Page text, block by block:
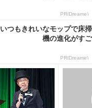
PR(Dreame)
いつもきれいなモップで床
機の進化がすご
PR(Dreame)